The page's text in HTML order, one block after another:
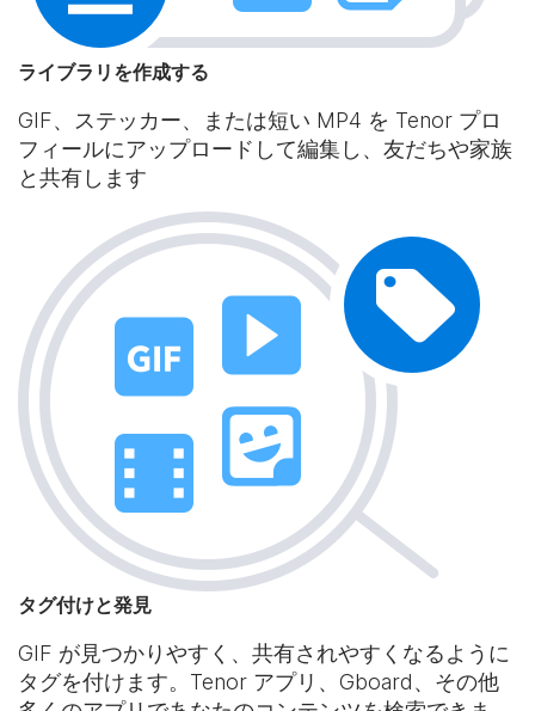
ライブラリを作成する
GIF、ステッカー、または短い MP4 を Tenor プロ
フィールにアップロードして編集し、友だちや家族
と共有します
タグ付けと発見
GIF が見つかりやすく、共有されやすくなるように
タグを付けます。Tenor アプリ、Gboard、その他